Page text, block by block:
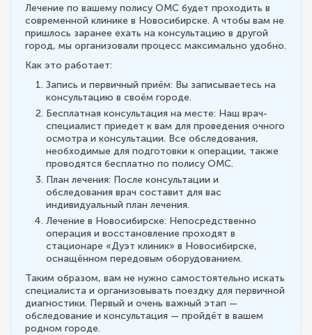
Лечение по вашему полису ОМС будет проходить в
современной клинике в Новосибирске. А чтобы вам не
пришлось заранее ехать на консультацию в другой
город, мы организовали процесс максимально удобно.
Как это работает:
Запись и первичный приём: Вы записываетесь на
консультацию в своём городе.
Бесплатная консультация на месте: Наш врач-
специалист приедет к вам для проведения очного
осмотра и консультации. Все обследования,
необходимые для подготовки к операции, также
проводятся бесплатно по полису ОМС.
План лечения: После консультации и
обследования врач составит для вас
индивидуальный план лечения.
Лечение в Новосибирске: Непосредственно
операция и восстановление проходят в
стационаре «Дуэт клиник» в Новосибирске,
оснащённом передовым оборудованием.
Таким образом, вам не нужно самостоятельно искать
специалиста и организовывать поездку для первичной
диагностики. Первый и очень важный этап —
обследование и консультация — пройдёт в вашем
родном городе.